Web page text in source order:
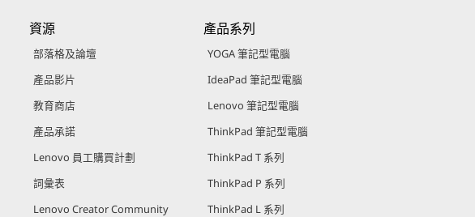
n
e
w
w
i
n
d
e
w
w
i
n
d
n
d
n
d
資源
部落格及論壇
產品影片
教育商店
產品承諾
Lenovo 員工購買計劃
詞彙表
Lenovo Creator Community
產品系列
YOGA 筆記型電腦
IdeaPad 筆記型電腦
Lenovo 筆記型電腦
ThinkPad 筆記型電腦
ThinkPad T 系列
ThinkPad P 系列
ThinkPad L 系列